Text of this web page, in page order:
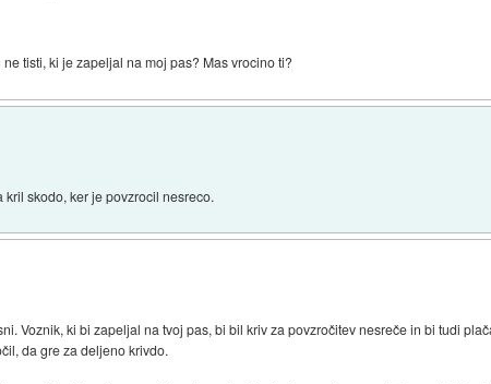
tisti, ki je zapeljal na moj pas? Mas vrocino ti?
skodo, ker je povzrocil nesreco.
Voznik, ki bi zapeljal na tvoj pas, bi bil kriv za povzročitev nesreče in bi tudi
da gre za deljeno krivdo.